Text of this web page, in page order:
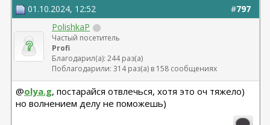
#797
01.10.2024, 12:52
PolishkaP
Частый посетитель
Profi
Благодарил(а): 244 раз(а)
Поблагодарили: 314 раз(а) в 158 сообщениях
@olya.g, постарайся отвлечься, хотя это оч тяжело)
но волнением делу не поможешь)